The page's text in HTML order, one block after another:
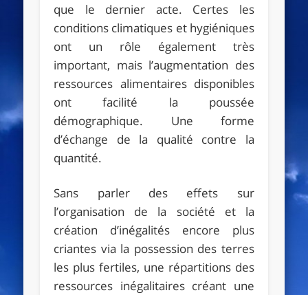
que le dernier acte. Certes les
conditions climatiques et hygiéniques
ont un rôle également très
important, mais l’augmentation des
ressources alimentaires disponibles
ont facilité la poussée
démographique. Une forme
d’échange de la qualité contre la
quantité.
Sans parler des effets sur
l’organisation de la société et la
création d’inégalités encore plus
criantes via la possession des terres
les plus fertiles, une répartitions des
ressources inégalitaires créant une